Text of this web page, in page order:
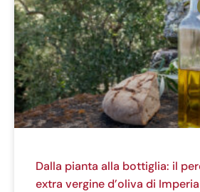
Dalla pianta alla bottiglia: il
extra vergine d’oliva di